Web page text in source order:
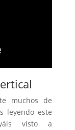
muchos de
leyendo este
visto a